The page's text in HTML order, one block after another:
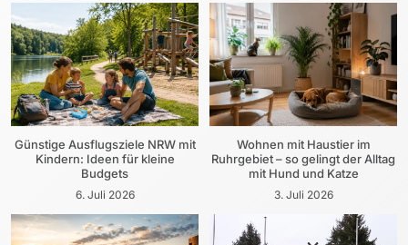
Günstige Ausflugsziele NRW mit
Kindern: Ideen für kleine
Budgets
6. Juli 2026
Wohnen mit Haustier im
Ruhrgebiet – so gelingt der Alltag
mit Hund und Katze
3. Juli 2026